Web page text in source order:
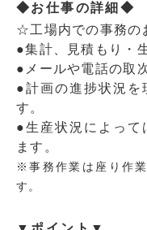
◆お仕事の詳細◆
☆工場内での事務の
●集計、見積もり・
●メールや電話の取
●計画の進捗状況を
す。
●生産状況によって
ます。
※事務作業は座り作
す。